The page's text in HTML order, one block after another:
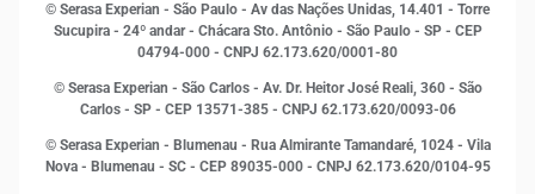
Inovação e Tecnologia
Leis e impostos
Marketing
Open Finance
Proteção de Dados
© Serasa Experian - São Paulo - Av das Nações Unidas, 14.401 - Torre
Sucupira - 24º andar - Chácara Sto. Antônio - São Paulo - SP - CEP
04794-000 - CNPJ 62.173.620/0001-80
© Serasa Experian - São Carlos - Av. Dr. Heitor José Reali, 360 - São
Carlos - SP - CEP 13571-385 - CNPJ 62.173.620/0093-06
© Serasa Experian - Blumenau - Rua Almirante Tamandaré, 1024 - Vila
Nova - Blumenau - SC - CEP 89035-000 - CNPJ 62.173.620/0104-95